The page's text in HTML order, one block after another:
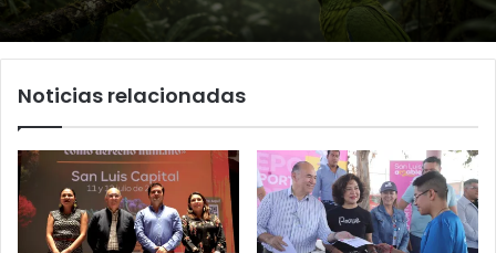
Noticias relacionadas